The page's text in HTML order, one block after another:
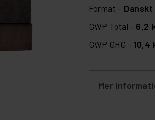
Format – Danskt
GWP Total - 6,2
GWP GHG - 10,4
Mer